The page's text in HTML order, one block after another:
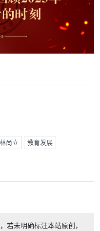
林尚立 教育发展
若未明确标注本站原创，